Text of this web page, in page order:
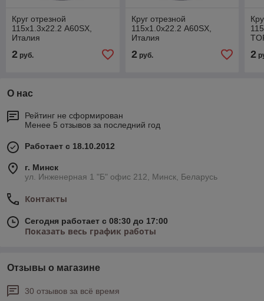
Круг отрезной
115х1.3х22.2 A60SX,
Италия
2 руб.
Круг отрезной
115х1.0х22.2 A60SX,
Италия
2руб. 2
О нас
Рейтинг не сформирован
Менее 5 отзывов за последний год
Работает с 18.10.2012
г. Минск
ул. Инженерная 1 "Б" офис 212, Минск, Беларусь
Контакты
Сегодня работает с 08:30 до 17:00
Показать весь график работы
Отзывы о магазине
30 отзывов за всё время